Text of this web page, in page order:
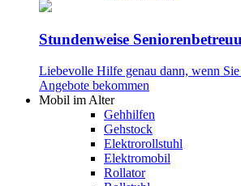
Stundenweise
Liebevolle Hilfe genau dann, wenn Sie
Angebote bekommen
Mobil im Alter
Gehhilfen
Gehstock
Elektrorollstuhl
Elektromobil
Rollator